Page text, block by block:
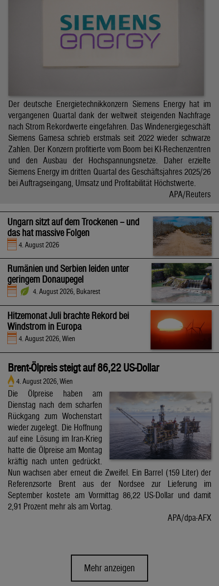
Der deutsche Energietechnikkonzern Siemens Energy hat im
vergangenen Quartal dank der weltweit steigenden Nachfrage
nach Strom Rekordwerte eingefahren. Das Windenergiegeschäft
Siemens Gamesa schrieb erstmals seit 2022 wieder schwarze
Zahlen. Der Konzern profitierte vom Boom bei KI-Rechenzentren
und den Ausbau der Hochspannungsnetze. Daher erzielte
Siemens Energy im dritten Quartal des Geschäftsjahres 2025/26
bei Auftragseingang, Umsatz und Profitabilität Höchstwerte.
APA/Reuters
Ungarn sitzt auf dem Trockenen – und
das hat massive Folgen
4. August 2026
Rumänien und Serbien leiden unter
geringem Donaupegel
4. August 2026, Bukarest
Hitzemonat Juli brachte Rekord bei
Windstrom in Europa
4. August 2026, Wien
Brent-Ölpreis steigt auf 86,22 US-Dollar
4. August 2026, Wien
Die Ölpreise haben am
Dienstag nach dem scharfen
Rückgang zum Wochenstart
wieder zugelegt. Die Hoffnung
auf eine Lösung im Iran-Krieg
hatte die Ölpreise am Montag
kräftig nach unten gedrückt.
Nun wachsen aber erneut die Zweifel. Ein Barrel (159 Liter) der
Referenzsorte Brent aus der Nordsee zur Lieferung im
September kostete am Vormittag 86,22 US-Dollar und damit
2,91 Prozent mehr als am Vortag.
APA/dpa-AFX
Mehr anzeigen